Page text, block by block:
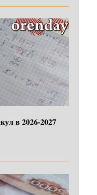
в 2026-2027